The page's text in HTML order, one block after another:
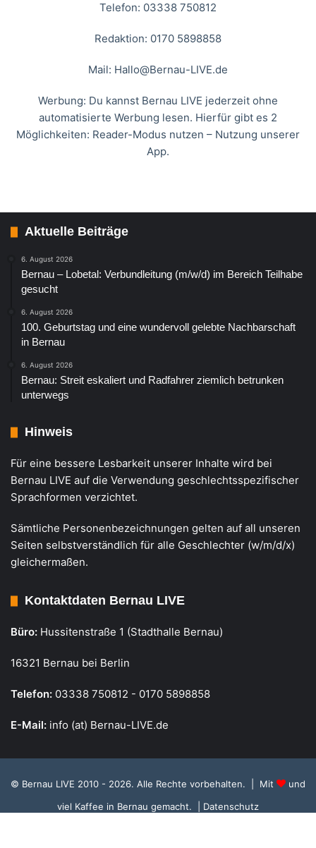
Telefon: 03338 750812
Redaktion: 0170 5898858
Mail: Hallo@Bernau-LIVE.de
Werbung: Du kannst Bernau LIVE jederzeit ohne
automatisierte Werbung lesen. Hierfür gibt es 2
Möglichkeiten: Reader-Modus nutzen – Nutzung unserer
App.
Aktuelle Beiträge
6. August 2026
Bernau – Lobetal: Verbundleitung (m/w/d) im Bereich Teilhabe
gesucht
6. August 2026
100. Geburtstag und eine wundervoll gelebte Nachbarschaft
in Bernau
6. August 2026
Bernau: Streit eskaliert und Radfahrer ziemlich betrunken
unterwegs
Hinweis
Für eine bessere Lesbarkeit unserer Inhalte wird bei
Bernau LIVE auf die Verwendung geschlechtsspezifischer
Sprachformen verzichtet.
Sämtliche Personenbezeichnungen gelten auf all unseren
Seiten selbstverständlich für alle Geschlechter (w/m/d/x)
gleichermaßen.
Kontaktdaten Bernau LIVE
Büro: Hussitenstraße 1 (Stadthalle Bernau)
16321 Bernau bei Berlin
Telefon: 03338 750812 - 0170 5898858
E-Mail: info (at) Bernau-LIVE.de
© Bernau LIVE 2010 - 2026. Alle Rechte vorbehalten. | Mit
und
viel Kaffee in Bernau gemacht.
| Datenschutz